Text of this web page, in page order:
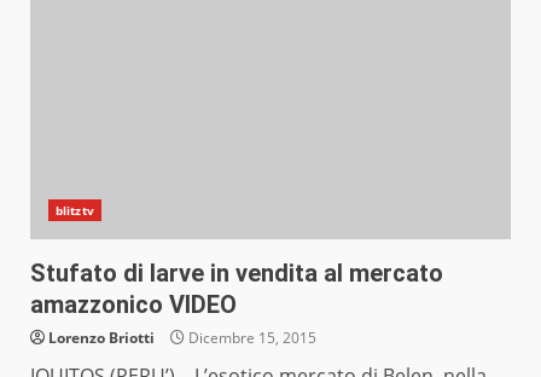
blitztv
Stufato di larve in vendita al mercato
amazzonico VIDEO
Lorenzo Briotti Dicembre 15, 2015